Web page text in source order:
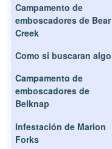
Campamento de
emboscadores de Bear
Creek
Como si buscaran algo
Campamento de
emboscadores de
Belknap
Infestación de Marion
Forks